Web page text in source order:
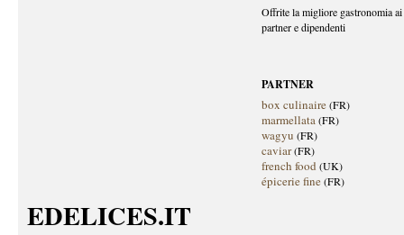
Offrite la migliore gastronomia
partner e dipendenti
PARTNER
box culinaire(FR)
marmellata(FR)
wagyu (FR)
caviar(FR)
french food (UK)
épicerie fine(FR)
EDELICES.IT